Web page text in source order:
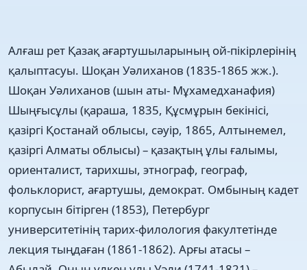
Алғаш рет Қазақ ағартушыларының ой-пікірлерінің
қалыптасуы. Шоқан Уәлиханов (1835-1865 жж.).
Шоқан Уәлиханов (шын аты- Мұхамедханафия)
Шыңғысұлы (қараша, 1835, Құсмұрын бекінісі,
қазіргі Қостанай облысы, сәуір, 1865, Алтынемел,
қазіргі Алматы облысы) – қазақтың ұлы ғалымы,
ориенталист, тарихшы, этнограф, географ,
фольклорист, ағартушы, демократ. Омбының кадет
корпусын бітірген (1853), Петербург
университетінің тарих-филология факултетінде
лекция тыңдаған (1861-1862). Арғы атасы –